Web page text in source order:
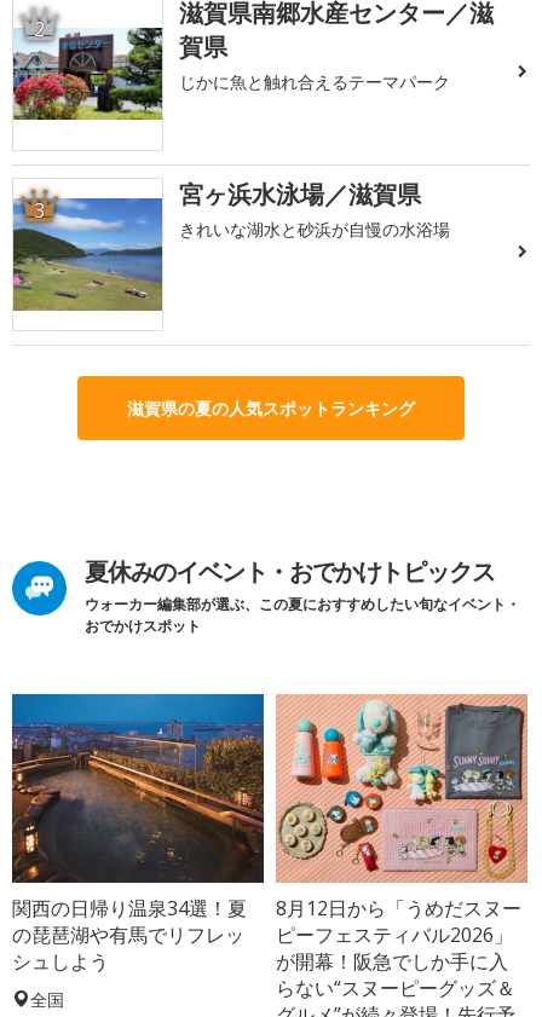
2
滋賀県南郷水産センター／滋
賀県
じかに魚と触れ合えるテーマパーク
3 宮ヶ浜水泳場／滋賀県
きれいな湖水と砂浜が自慢の水浴場
滋賀県の夏の人気スポットランキング
夏休みのイベント・おでかけトピックス
ウォーカー編集部が選ぶ、この夏におすすめしたい旬なイベント・
おでかけスポット
関西の日帰り温泉34選！夏
の琵琶湖や有馬でリフレッ
シュしよう
全国
8月12日から「うめだスヌー
ピーフェスティバル2026」
が開幕！阪急でしか手に入
らない“スヌーピーグッズ＆